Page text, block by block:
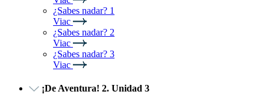
¿Sabes nadar? 1
Viac
¿Sabes nadar? 2
Viac
¿Sabes nadar? 3
Viac
¡De Aventura! 2. Unidad 3